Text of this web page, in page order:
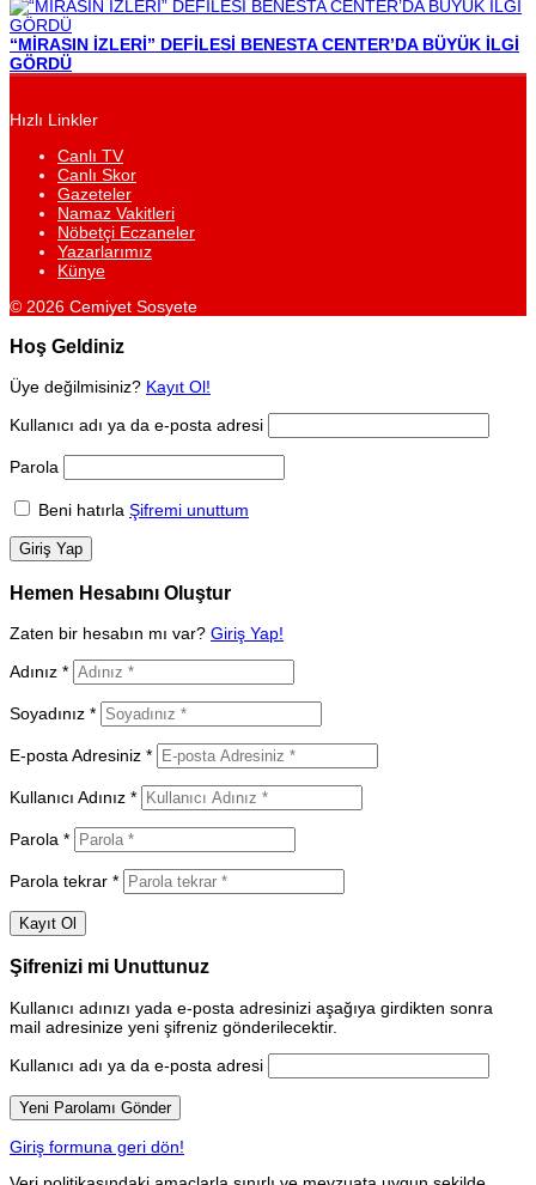
“MİRASIN İZLERİ” DEFİLESİ BENESTA CENTER’DA BÜYÜK İLGİ
GÖRDÜ
Hızlı Linkler
Canlı TV
Canlı Skor
Gazeteler
Namaz Vakitleri
Nöbetçi Eczaneler
Yazarlarımız
Künye
© 2026 Cemiyet Sosyete
Hoş Geldiniz
Üye değilmisiniz? Kayıt Ol!
Kullanıcı adı ya da e-posta adresi
Parola
Beni hatırla Şifremi unuttum
Hemen Hesabını Oluştur
Zaten bir hesabın mı var? Giriş Yap!
Adınız *
Soyadınız *
E-posta Adresiniz *
Kullanıcı Adınız *
Parola *
Parola tekrar *
Şifrenizi mi Unuttunuz
Kullanıcı adınızı yada e-posta adresinizi aşağıya girdikten sonra
mail adresinize yeni şifreniz gönderilecektir.
Kullanıcı adı ya da e-posta adresi
Giriş formuna geri dön!